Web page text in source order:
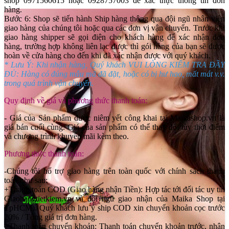
hàng.
Bước 6: Shop sẽ tiến hành Ship hàng thông qua đội ngũ nhân viên
giao hàng của chúng tôi hoặc qua các đơn vị vận chuyển. Trước khi
giao hàng shipper sẽ gọi điện cho khách hàng để xác nhận đơn
hàng, trường hợp không liên lạc được thì gói hàng của bạn sẽ được
hoàn về cửa hàng cho đến khi đã xác nhận được với quý khách.
* Lưu Ý: Khi nhận hàng, Quý khách VUI LÒNG KIỂM TRA ĐẦY
ĐỦ: Hàng có đúng mẫu mã đã đặt, hoặc có bị hư hao, mất mát v.v.
trong quá trình vận chuyển.
Quy định về giá và phương thức thanh toán:
- Giá của Sản phẩm được niêm yết công khai tại Maikashop.vn là
giá bán cuối cùng. Giá của sản phẩm có thể thay đổi tùy thời điểm
và chương trình khuyến mãi kèm theo.
Phương thức thanh toán:
-Chúng tôi hổ trợ giao hàng trên toàn quốc với chính sách thanh
toán như sau:
+Thanh toán COD (Giao hàng nhận Tiền): Hợp tác tới đối tác uy tín
Giaohangtietkiem.vn và đội ngũ giao nhận của Maika Shop tại
TpHCM). Quý khách lưu ý ship COD xin chuyển khoản cọc trước
20% / Tổng giá trị đơn hàng.
+Thanh toán chuyển khoản: Thanh toán chuyển khoản trước, nhận